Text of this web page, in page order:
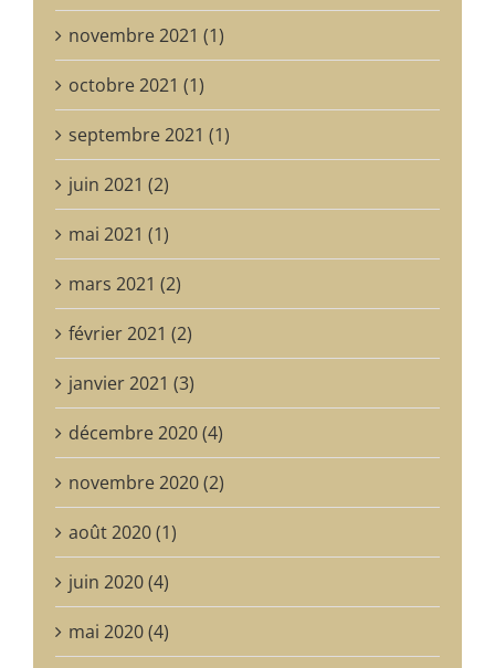
novembre 2021 (1)
octobre 2021 (1)
septembre 2021 (1)
juin 2021 (2)
mai 2021 (1)
mars 2021 (2)
février 2021 (2)
janvier 2021 (3)
décembre 2020 (4)
novembre 2020 (2)
août 2020 (1)
juin 2020 (4)
mai 2020 (4)